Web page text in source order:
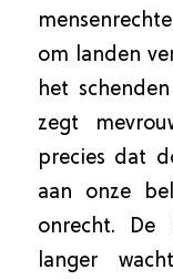
om landen
het
zegt
precies dat
aan onze
onrecht. De
langer